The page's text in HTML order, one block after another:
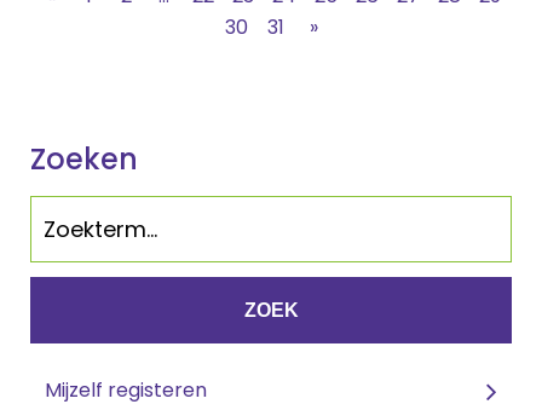
30
31 »
Zoeken
ZOEK
Mijzelf registeren